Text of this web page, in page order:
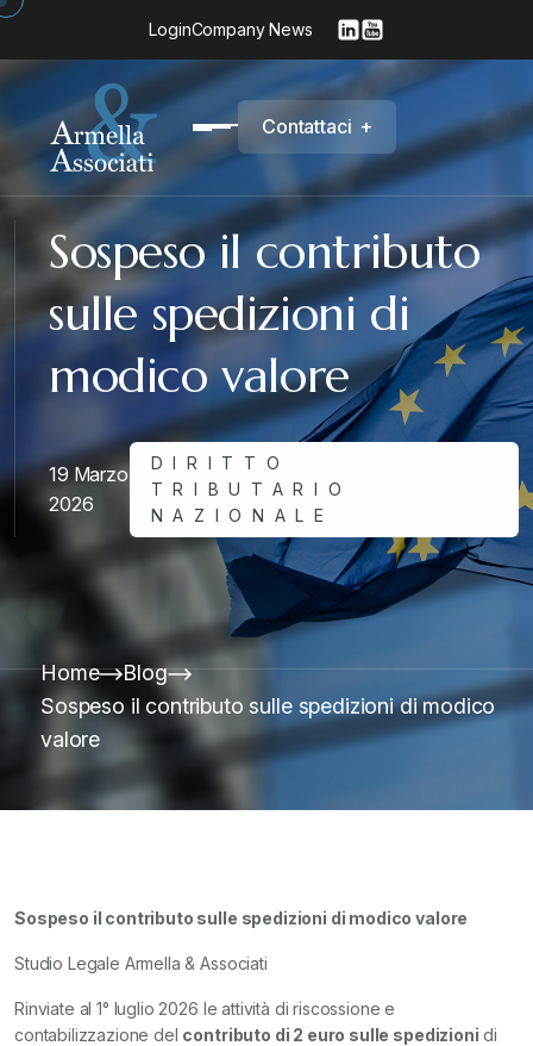
LoginCompany News
Contattaci +
Sospeso il contributo
sulle spedizioni di
modico valore
19 Marzo
2026
DIRITTO
TRIBUTARIO
NAZIONALE
Home
Blog
Sospeso il contributo sulle spedizioni di modico
valore
Sospeso il contributo sulle spedizioni di modico valore
Studio Legale Armella & Associati
Rinviate al 1° luglio 2026 le attività di riscossione e
contabilizzazione del contributo di 2 euro sulle spedizioni di